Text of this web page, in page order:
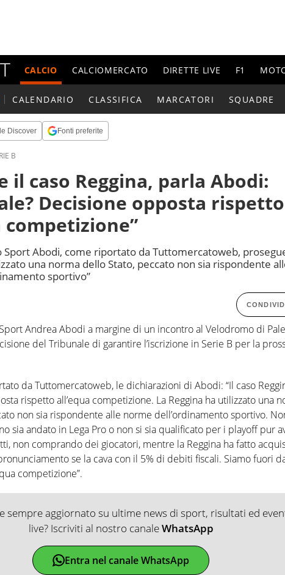
CALCIO CALCIOMERCATO DIRETTE LIVE F1
CALENDARIO CLASSIFICA MARCATORI SQUADRE
Discover Fonti preferite
B
il caso Reggina, parla Abodi:
Decisione opposta rispetto
competizione”
Abodi, come riportato da Tuttomercatoweb,
una norma dello Stato, peccato non sia rispondente
sportivo”
Andrea Abodi a margine di un incontro al Velodromo di
del Tribunale di garantire l’iscrizione in Serie B per la
da Tuttomercatoweb, le dichiarazioni di Abodi: “Il caso
rispetto all’equa competizione. La Reggina ha utilizzato una
non sia rispondente alle norme dell’ordinamento sportivo.
sia andato in Lega Pro o non si sia qualificato per i playoff pur
non comprando dei giocatori, mentre la Reggina ha fatto
se la cava con il 5% di debiti fiscali. Siamo fuori
competizione”.
sempre aggiornato su ultime news di sport, risultati ed
live? Iscriviti al nostro canaleWhatsApp
Entra nel canale WhatsApp